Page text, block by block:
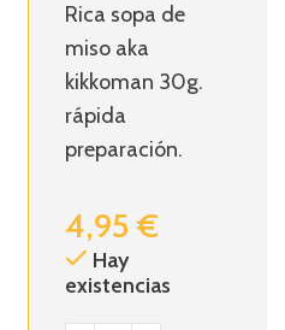
Rica sopa de
miso aka
kikkoman 30g.
rápida
preparación.
4,95€
Hay
existencias